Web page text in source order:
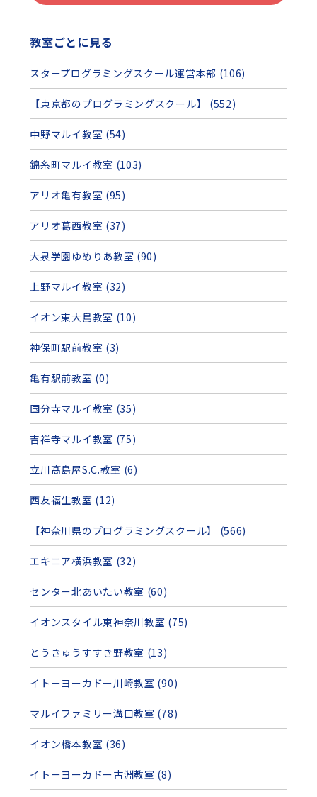
教室ごとに見る
スタープログラミングスクール運営本部 (106)
【東京都のプログラミングスクール】 (552)
中野マルイ教室 (54)
錦糸町マルイ教室 (103)
アリオ亀有教室 (95)
アリオ葛西教室 (37)
大泉学園ゆめりあ教室 (90)
上野マルイ教室 (32)
イオン東大島教室 (10)
神保町駅前教室 (3)
亀有駅前教室 (0)
国分寺マルイ教室 (35)
吉祥寺マルイ教室 (75)
立川髙島屋S.C.教室 (6)
西友福生教室 (12)
【神奈川県のプログラミングスクール】 (566)
エキニア横浜教室 (32)
センター北あいたい教室 (60)
イオンスタイル東神奈川教室 (75)
とうきゅうすすき野教室 (13)
イトーヨーカドー川崎教室 (90)
マルイファミリー溝口教室 (78)
イオン橋本教室 (36)
イトーヨーカドー古淵教室 (8)